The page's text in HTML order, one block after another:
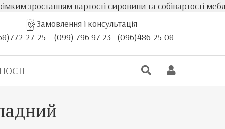
вартості сировини та собівартості меблів,
Замовлення і консультація
27-25
(099) 796 97 23 (096)486-25-08